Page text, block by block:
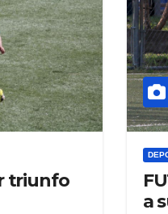
triunfo
FUTBOL
a